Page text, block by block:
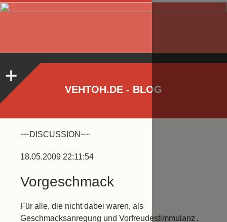
VEHTOH.DE - BLOG
~~DISCUSSION~~
18.05.2009 22:11:54
Vorgeschmack
Für alle, die nicht dabei waren, als
Geschmacksanregung und Vorfreudestimmulanz